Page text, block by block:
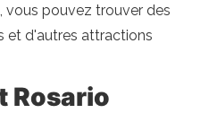
vous pouvez trouver des
et d'autres attractions
Rosario